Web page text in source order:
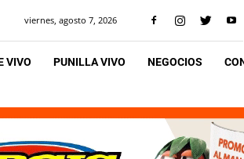
viernes, agosto 7, 2026
VIVO PUNILLA VIVO NEGOCIOS